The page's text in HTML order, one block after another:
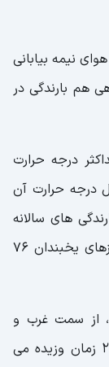
نیمه بیابانی
هم بارندگی در
درجه حرارت
حداقل درجه حرارت آن
های سالانه
در این شهر حدود 117 میلی متر و تعداد روزهای یخبندان 76
از سمت غرب و
جنوب غرب می باشند؛ بادهای غربی تنها در 2 زمان وزیده می